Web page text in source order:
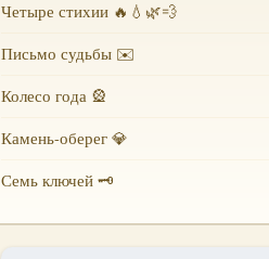
Четыре стихии 🔥💧🌿💨
Письмо судьбы ✉️
Колесо года 🎡
Камень-оберег 💎
Семь ключей 🗝